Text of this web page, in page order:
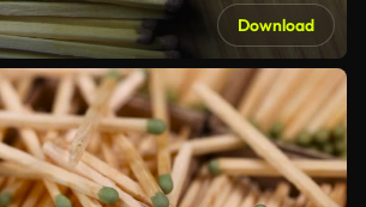
Download